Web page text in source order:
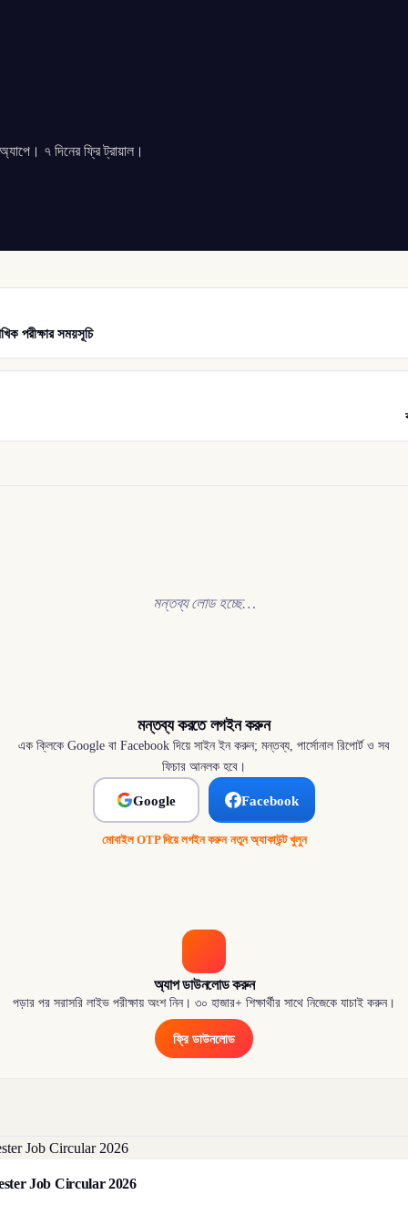
৭ দিনের ফ্রি ট্রায়াল।
পরীক্ষার সময়সূচি
মন্তব্য লোড হচ্ছে…
মন্তব্য করতে লগইন করুন
এক ক্লিকে Google বা Facebook দিয়ে সাইন ইন করুন; মন্তব্য, পার্সোনাল রিপোর্ট ও সব
ফিচার আনলক হবে।
Google Facebook
মোবাইল OTP দিয়ে লগইন করুন·নতুন অ্যাকাউন্ট খুলুন
অ্যাপ ডাউনলোড করুন
পড়ার পর সরাসরি লাইভ পরীক্ষায় অংশ নিন। ৩০ হাজার+ শিক্ষার্থীর সাথে নিজেকে যাচাই করুন।
ফ্রি ডাউনলোড
Job Circular 2026